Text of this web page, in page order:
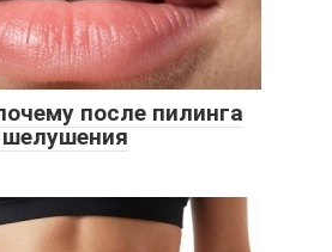
после пилинга